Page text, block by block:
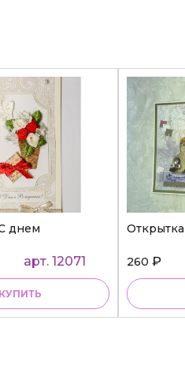
днем
арт. 12071
КУПИТЬ
260 ₽